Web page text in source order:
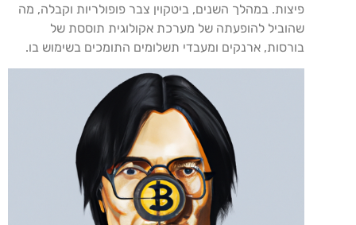
פיצות. במהלך השנים, ביטקוין צבר פופולריות וקבלה, מה
שהוביל להופעתה של מערכת אקולוגית תוססת של
בורסות, ארנקים ומעבדי תשלומים התומכים בשימוש בו.